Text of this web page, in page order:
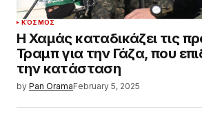
ΚΌΣΜΟΣ
Η Χαμάς καταδικάζει τις
Τραμπ για την Γάζα, που
την κατάσταση
by Pan OramaFebruary 5, 2025